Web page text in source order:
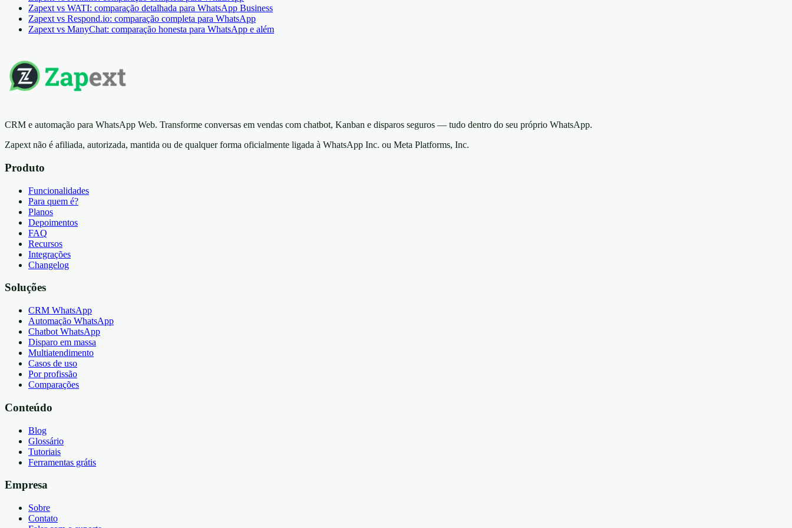
Zapext vs WATI: comparação detalhada para WhatsApp Business
Zapext vs Respond.io: comparação completa para WhatsApp
Zapext vs ManyChat: comparação honesta para WhatsApp e além
CRM e automação para WhatsApp Web. Transforme conversas em vendas com chatbot, Kanban e disparos seguros — tudo dentro do seu próprio WhatsApp.
Zapext não é afiliada, autorizada, mantida ou de qualquer forma oficialmente ligada à WhatsApp Inc. ou Meta Platforms, Inc.
Produto
Funcionalidades
Para quem é?
Planos
Depoimentos
FAQ
Recursos
Integrações
Changelog
Soluções
CRM WhatsApp
Automação WhatsApp
Chatbot WhatsApp
Disparo em massa
Multiatendimento
Casos de uso
Por profissão
Comparações
Conteúdo
Blog
Glossário
Tutoriais
Ferramentas grátis
Empresa
Sobre
Contato